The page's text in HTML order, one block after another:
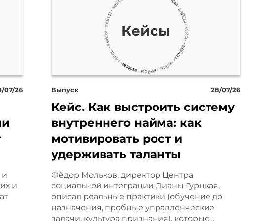
заказчик получал свою
Российской Федерации. Все
международных санкций,
покупку и доставку
привезти в Российскую
любых грузов из Европы
доставки грузов из Евросоюза
компанию. Она является
07/26
и
и
Кейсы
Выпуск 28/07/26
Кейс. Как выстроить систему
внутреннего найма: как
мотивировать рост и
удерживать таланты
Фёдор Мольков, директор Центра
социальной интеграции Дианы Гурцкая,
описал реальные практики (обучение до
назначения, пробные управленческие
задачи, культура признания), которые…